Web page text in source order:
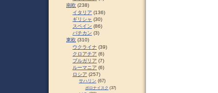
南欧 (238)
イタリア (136)
ギリシャ (30)
スペイン (86)
バチカン (3)
東欧 (310)
ウクライナ (39)
クロアチア (6)
ブルガリア (7)
ルーマニア (6)
ロシア (257)
サハリン (67)
ポロナイスク (37)